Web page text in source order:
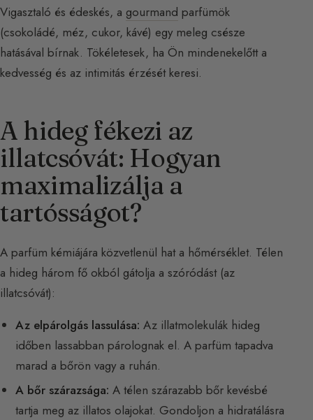
Vigasztaló és édeskés, a gourmand parfümök
(csokoládé, méz, cukor, kávé) egy meleg csésze
hatásával bírnak. Tökéletesek, ha Ön mindenekelőtt a
kedvesség és az intimitás érzését keresi.
A hideg fékezi az
illatcsóvát: Hogyan
maximalizálja a
tartósságot?
A parfüm kémiájára közvetlenül hat a hőmérséklet. Télen
a hideg három fő okból gátolja a szóródást (az
illatcsóvát):
Az elpárolgás lassulása: Az illatmolekulák hideg
időben lassabban párolognak el. A parfüm tapadva
marad a bőrön vagy a ruhán.
A bőr szárazsága: A télen szárazabb bőr kevésbé
tartja meg az illatos olajokat. Gondoljon a hidratálásra